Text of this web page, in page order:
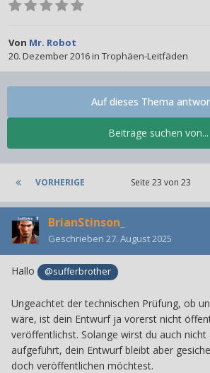
Von Mr. Robot
20. Dezember 2016in Trophäen-Leitfäden
Beiträge suchen von...
Auf dieses Thema
VORHERIGE Seite 23 von 23
BrianStinson_
Geschrieben 27. August 2025
Hallo @sufferbrother
Ungeachtet der technischen Prüfung, ob
wäre, ist dein Entwurf ja vorerst nicht
veröffentlichst. Solange wirst du auch
aufgeführt, dein Entwurf bleibt aber
doch veröffentlichen möchtest.